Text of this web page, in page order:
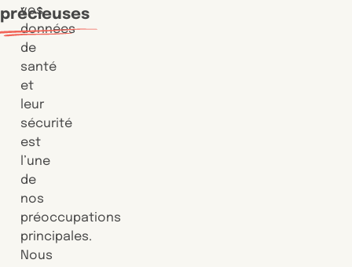
précieuses
vos
données
de
santé
et
leur
sécurité
est
l’une
de
nos
préoccupations
principales.
Nous